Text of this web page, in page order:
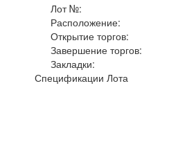
Лот №:
Расположение:
Открытие торгов:
Завершение торгов:
Закладки:
Спецификации Лота